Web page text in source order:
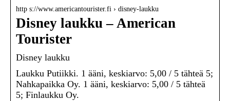
http s://www.americantourister.fi › disney-laukku
Disney laukku – American
Tourister
Disney laukku
Laukku Putiikki. 1 ääni, keskiarvo: 5,00 / 5 tähteä 5;
Nahkapaikka Oy. 1 ääni, keskiarvo: 5,00 / 5 tähteä
5; Finlaukku Oy.